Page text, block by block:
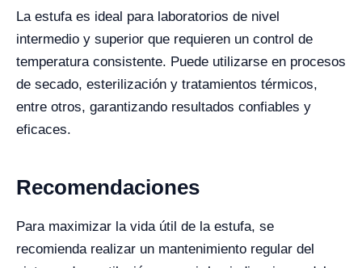
La estufa es ideal para laboratorios de nivel
intermedio y superior que requieren un control de
temperatura consistente. Puede utilizarse en procesos
de secado, esterilización y tratamientos térmicos,
entre otros, garantizando resultados confiables y
eficaces.
Recomendaciones
Para maximizar la vida útil de la estufa, se
recomienda realizar un mantenimiento regular del